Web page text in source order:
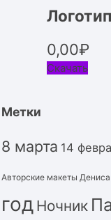
0,00₽
Скачать
Метки
8 марта 14
Авторские макеты
год Ночник